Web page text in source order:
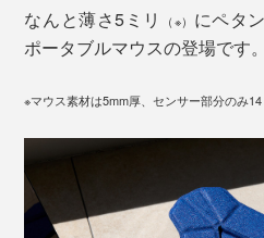
なんと薄さ5ミリ （※） にペタ
ポータブルマウスの登場です。
※マウス素材は5mm厚、センサー部分のみ